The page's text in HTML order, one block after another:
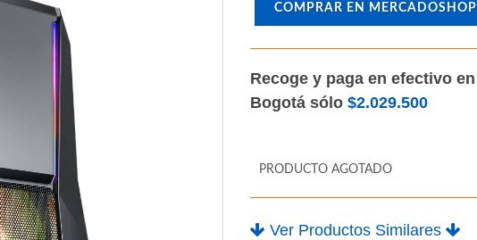
COMPRAR EN MERCADOSHOP
Recoge y paga en efectivo en
Bogotá sólo$2.029.500
PRODUCTO AGOTADO
Ver Productos Similares